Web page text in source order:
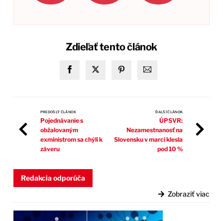
Zdieľať tento článok
PREDOŠLÝ ČLÁNOK
Pojednávanie s
obžalovaným
exministrom sa chýli k
záveru
ĎALŠÍ ČLÁNOK
ÚPSVR:
Nezamestnanosť na
Slovensku v marci klesla
pod 10 %
Redakcia odporúča
Zobraziť viac